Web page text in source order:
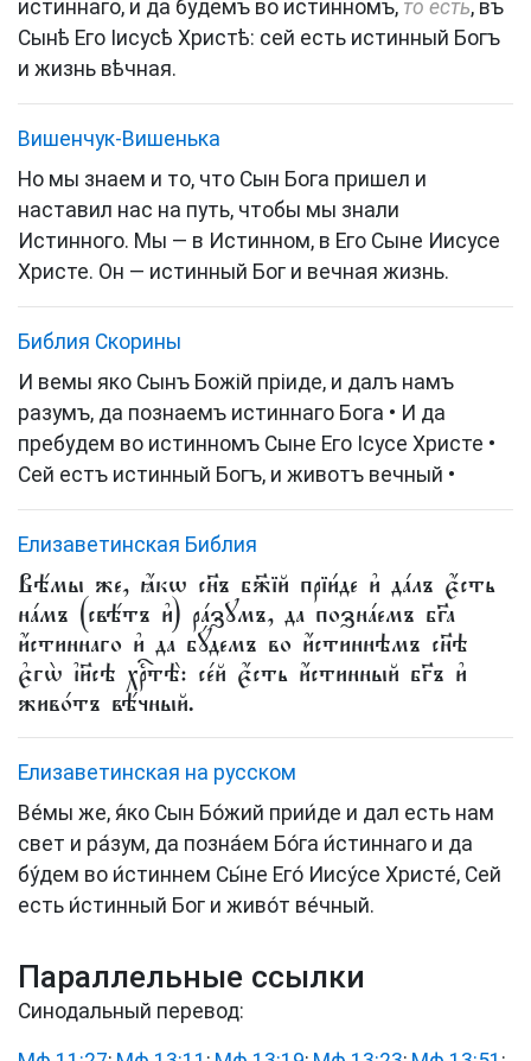
истиннаго, и да будемъ во истинномъ, то есть, въ
Сынѣ Его Іисусѣ Христѣ: сей есть истинный Богъ
и жизнь вѣчная.
Вишенчук-Вишенька
Но мы знаем и то, что Сын Бога пришел и
наставил нас на путь, чтобы мы знали
Истинного. Мы — в Истинном, в Его Сыне Иисусе
Христе. Он — истинный Бог и вечная жизнь.
Библия Скорины
И вемы яко Сынъ Божій пріиде, и далъ намъ
разумъ, да познаемъ истиннаго Бога • И да
пребудем во истинномъ Сыне Его Ісусе Христе •
Сей естъ истинный Богъ, и животъ вечный •
Елизаветинская Библия
Вѣ́мы же, ꙗ҆́кѡ сн҃ъ бж҃їй прїи́де и҆ да́лъ є҆́сть
на́мъ (свѣ́тъ и҆) ра́зꙋмъ, да позна́емъ бг҃а
и҆́стиннаго и҆ да бꙋ́демъ во и҆́стиннѣмъ сн҃ѣ
є҆гѡ̀ і҆и҃сѣ хрⷭ҇тѣ̀: се́й є҆́сть и҆́стинный бг҃ъ и҆
живо́тъ вѣ́чный.
Елизаветинская на русском
Ве́мы же, я́ко Сын Бо́жий прии́де и дал есть нам
свет и ра́зум, да позна́ем Бо́га и́стиннаго и да
бу́дем во и́стиннем Сы́не Его́ Иису́се Христе́, Сей
есть и́стинный Бог и живо́т ве́чный.
Параллельные ссылки
Синодальный перевод: